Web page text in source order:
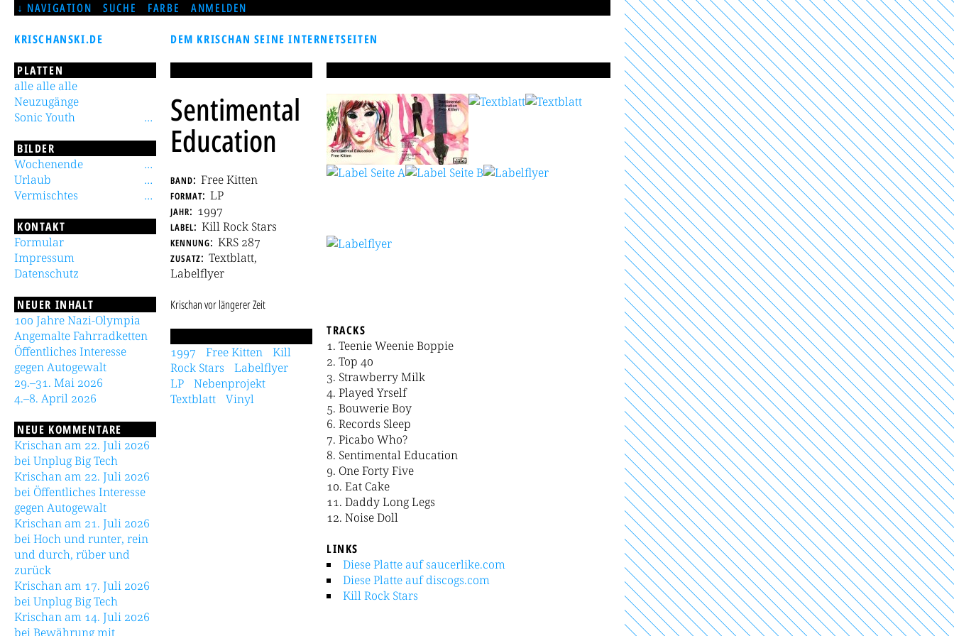
NAVIGATION SUCHE FARBE ANMELDEN
KRISCHANSKI.DE DEM KRISCHAN SEINE INTERNETSEITEN
Sentimental
Education
band Free Kitten
format LP
jahr 1997
label Kill Rock Stars
kennung KRS 287
zusatz Textblatt,
Labelflyer
Krischanvor längerer Zeit
TRACKS
Teenie Weenie Boppie
Top 40
Strawberry Milk
Played Yrself
Bouwerie Boy
Records Sleep
Picabo Who?
Sentimental Education
One Forty Five
Eat Cake
Daddy Long Legs
Noise Doll
LINKS
Diese Platte auf saucerlike.com
Diese Platte auf discogs.com
Kill Rock Stars
1997 Free Kitten
Kill
Rock Stars
Labelflyer
LP
Nebenprojekt
Textblatt
Vinyl
PLATTEN
alle alle alle
Neuzugänge
Sonic Youth
BILDER
Wochenende
Urlaub
Vermischtes
KONTAKT
Formular
Impressum
Datenschutz
NEUER INHALT
100 Jahre Nazi-Olympia
Angemalte Fahrradketten
Öffentliches Interesse
gegen Autogewalt
29.–31. Mai 2026
4.–8. April 2026
NEUE KOMMENTARE
Krischan am 22. Juli 2026
bei Unplug Big Tech
Krischan am 22. Juli 2026
bei Öffentliches Interesse
gegen Autogewalt
Krischan am 21. Juli 2026
bei Hoch und runter, rein
und durch, rüber und
zurück
Krischan am 17. Juli 2026
bei Unplug Big Tech
Krischan am 14. Juli 2026
bei Bewährung mit